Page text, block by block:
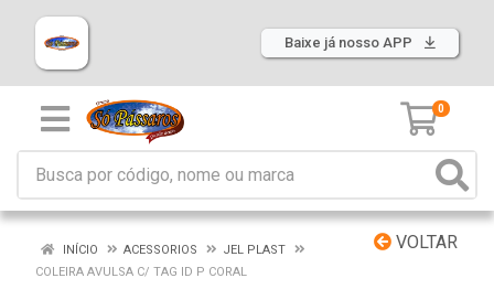
Baixe já nosso APP
0
VOLTAR
INÍCIO ACESSORIOS
JEL PLAST
COLEIRA AVULSA C/ TAG ID P CORAL